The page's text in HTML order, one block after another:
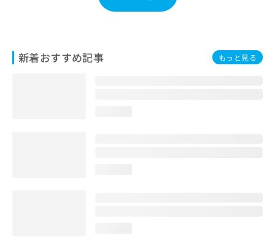
新着おすすめ記事 もっと見る
わ